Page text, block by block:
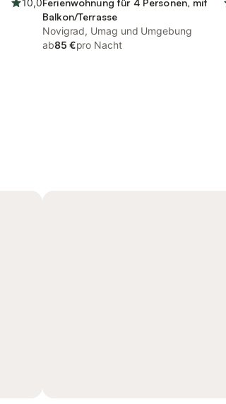
10,0Ferienwohnung für 4 Personen, mit
Balkon/Terrasse
Novigrad, Umag und Umgebung
ab85 €pro Nacht